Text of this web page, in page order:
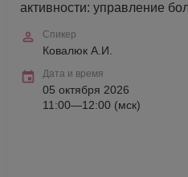
активности: управление
Спикер
Ковалюк А.И.
Дата и время
05 октября 2026
11:00—12:00 (мск)